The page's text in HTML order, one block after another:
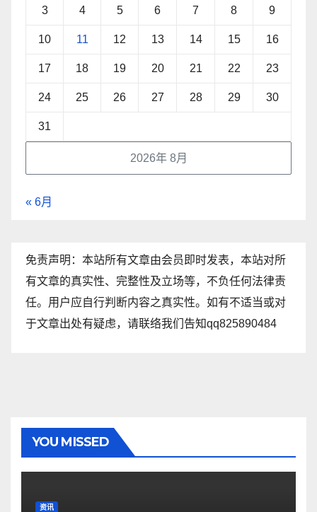
2026年 8月
3 4 5 6 7 8 9
10 11 12 13 14 15 16
17 18 19 20 21 22 23
24 25 26 27 28 29 30
31
« 6月
免责声明：本站所有文章由会员即时发表，本站对所
有文章的真实性、完整性及立场等，不负任何法律责
任。用户应自行判断内容之真实性。如有不适当或对
于文章出处有疑虑，请联络我们告知qq825890484
YOU MISSED
资讯